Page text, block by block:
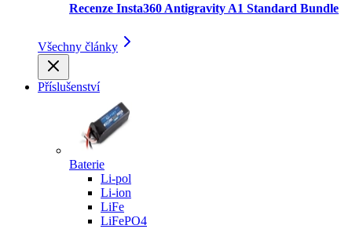
Recenze Insta360 Antigravity A1 Standard Bundle
Všechny články
Příslušenství
Baterie
Li-pol
Li-ion
LiFe
LiFePO4